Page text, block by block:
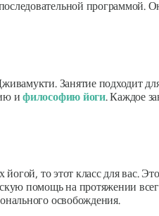
программой.
Занятие подходит
ифилософию йоги. Каждое
то этот класс для вас.
помощь на протяжении
освобождения.